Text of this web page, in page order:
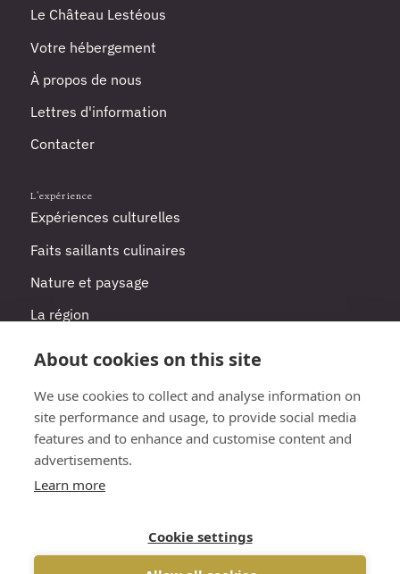
Le Château Lestéous
Votre hébergement
À propos de nous
Lettres d'information
Contacter
L'expérience
Expériences culturelles
Faits saillants culinaires
Nature et paysage
La région
Planifier
Comment y arriver
Réservez un voyage
Protection des données
Termes et conditions
About cookies on this site
We use cookies to collect and analyse information on
site performance and usage, to provide social media
features and to enhance and customise content and
advertisements.
Learn more
Cookie settings